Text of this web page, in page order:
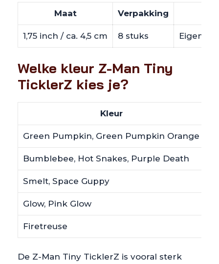
Maat Verpakking
1,75 inch / ca. 4,5 cm 8 stuks Eigen
Welke kleur Z-Man Tiny
TicklerZ kies je?
Kleur
Green Pumpkin, Green Pumpkin Orange
Bumblebee, Hot Snakes, Purple Death
Smelt, Space Guppy
Glow, Pink Glow
Firetreuse
De Z-Man Tiny TicklerZ is vooral sterk